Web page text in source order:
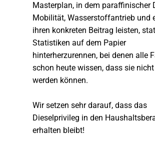
Masterplan, in dem paraffinischer
Mobilität, Wasserstoffantrieb und
ihren konkreten Beitrag leisten,
Statistiken auf dem Papier
hinterherzurennen, bei denen alle
schon heute wissen, dass sie
werden können.
Wir setzen sehr darauf, dass das
Dieselprivileg in den
erhalten bleibt!